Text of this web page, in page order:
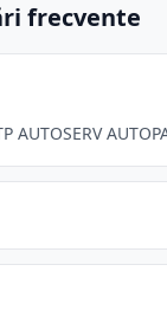
frecvente
AUTOSERV